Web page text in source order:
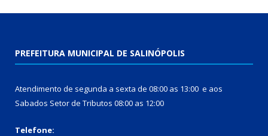
PREFEITURA MUNICIPAL DE SALINÓPOLIS
Atendimento de segunda a sexta de 08:00 as 13:00 e aos
Sabados Setor de Tributos 08:00 as 12:00
Telefone: